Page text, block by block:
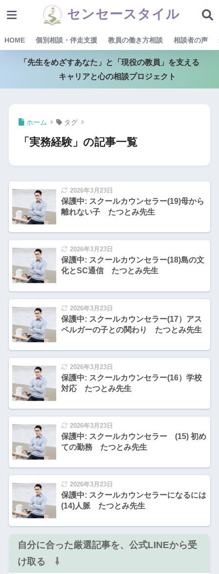
センセースタイル
HOME 個別相談・伴走支援 教員の働き方相談 相談者の声
「先生をめざすあなた」と「現役の教員」を支える
キャリアと心の相談プロジェクト
ホーム タグ
「実務経験」の記事一覧
2026年3月23日
保護中: スクールカウンセラー(19)母から
離れない子 たつとみ先生
2026年3月23日
保護中: スクールカウンセラー(18)島の文
化とSC通信 たつとみ先生
2026年3月23日
保護中: スクールカウンセラー(17）アス
ペルガーの子との関わり たつとみ先生
2026年3月23日
保護中: スクールカウンセラー(16）学校
対応 たつとみ先生
2026年3月23日
保護中: スクールカウンセラー (15) 初め
ての勤務 たつとみ先生
2026年3月23日
保護中: スクールカウンセラーになるには
(14)人脈 たつとみ先生
自分に合った厳選記事を、公式LINEから受
け取る ⇩